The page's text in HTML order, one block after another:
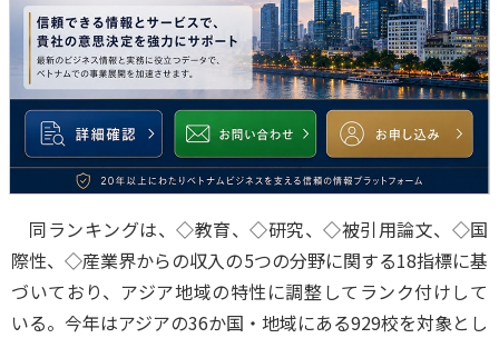
同ランキングは、◇教育、◇研究、◇被引用論文、◇国
際性、◇産業界からの収入の5つの分野に関する18指標に基
づいており、アジア地域の特性に調整してランク付けして
いる。今年はアジアの36か国・地域にある929校を対象とし